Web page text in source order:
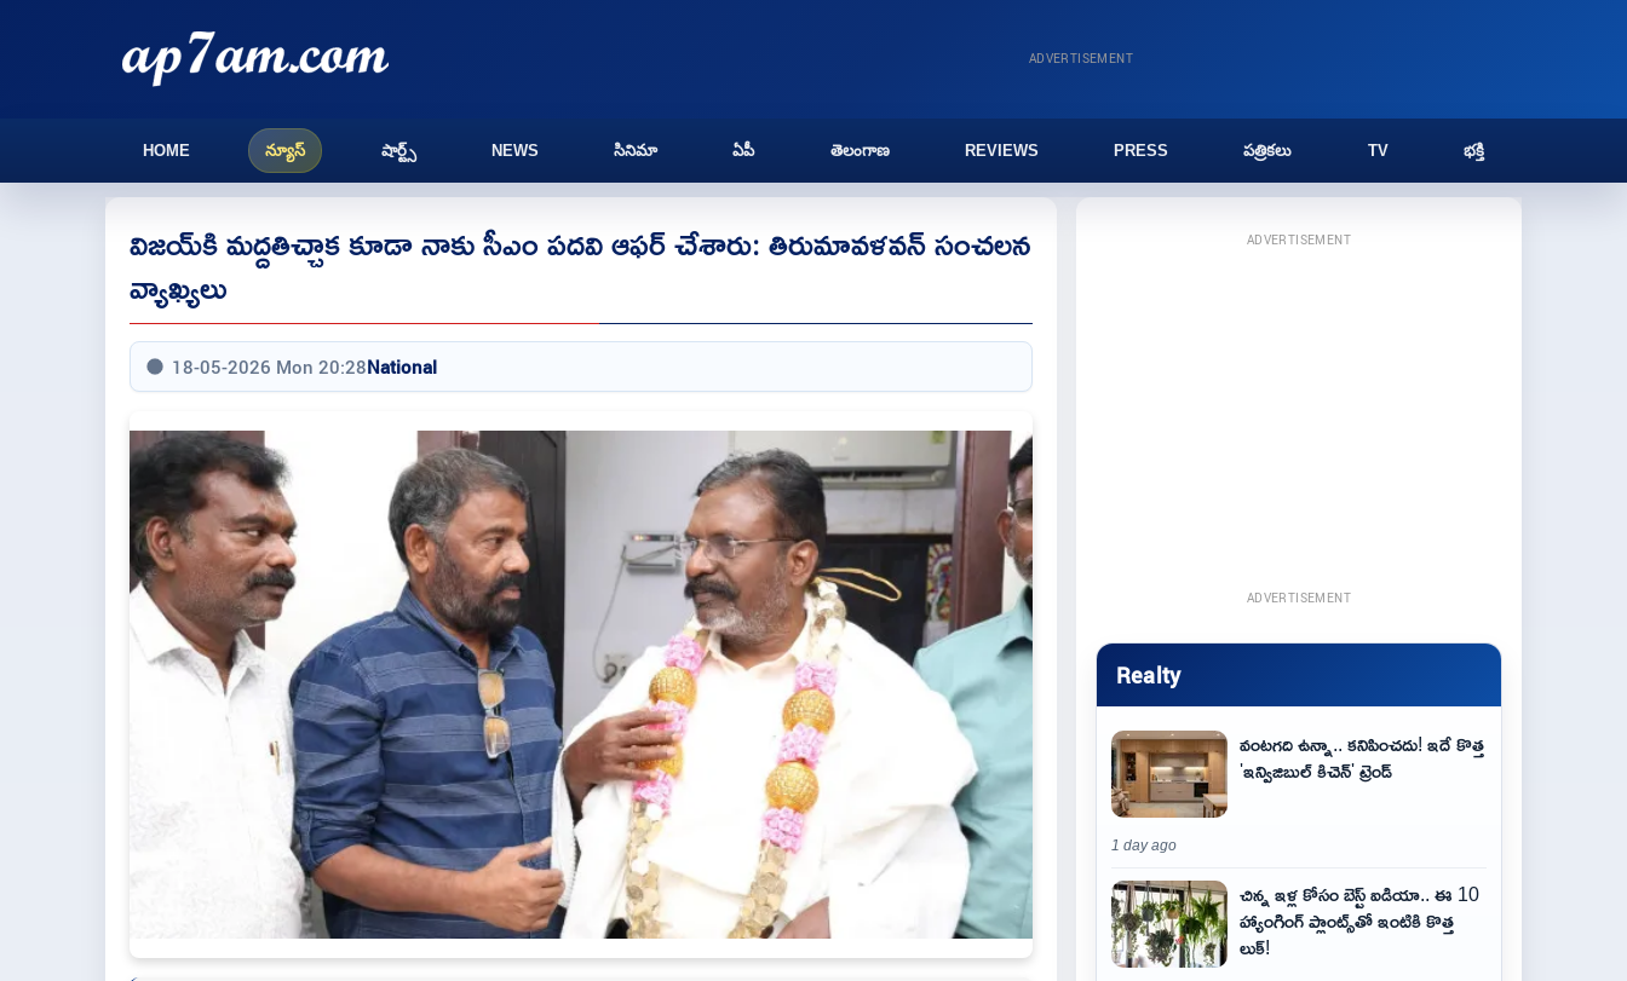
ADVERTISEMENT
HOME న్యూస్ షార్ట్స్ NEWS సినిమా ఏపీ తెలంగాణ REVIEWS PRESS పత్రికలు TV భక్తి
విజయ్‌కి మద్దతిచ్చాక కూడా నాకు సీఎం పదవి ఆఫర్ చేశారు: తిరుమావళవన్ సంచలన
వ్యాఖ్యలు
18-05-2026 Mon 20:28National
ADVERTISEMENT
ADVERTISEMENT
Realty
వంటగది ఉన్నా.. కనిపించదు! ఇదే కొత్త
'ఇన్విజిబుల్ కిచెన్' ట్రెండ్
1 day ago
చిన్న ఇళ్ల కోసం బెస్ట్ ఐడియా.. ఈ 10
హ్యాంగింగ్ ప్లాంట్స్‌తో ఇంటికి కొత్త
లుక్!